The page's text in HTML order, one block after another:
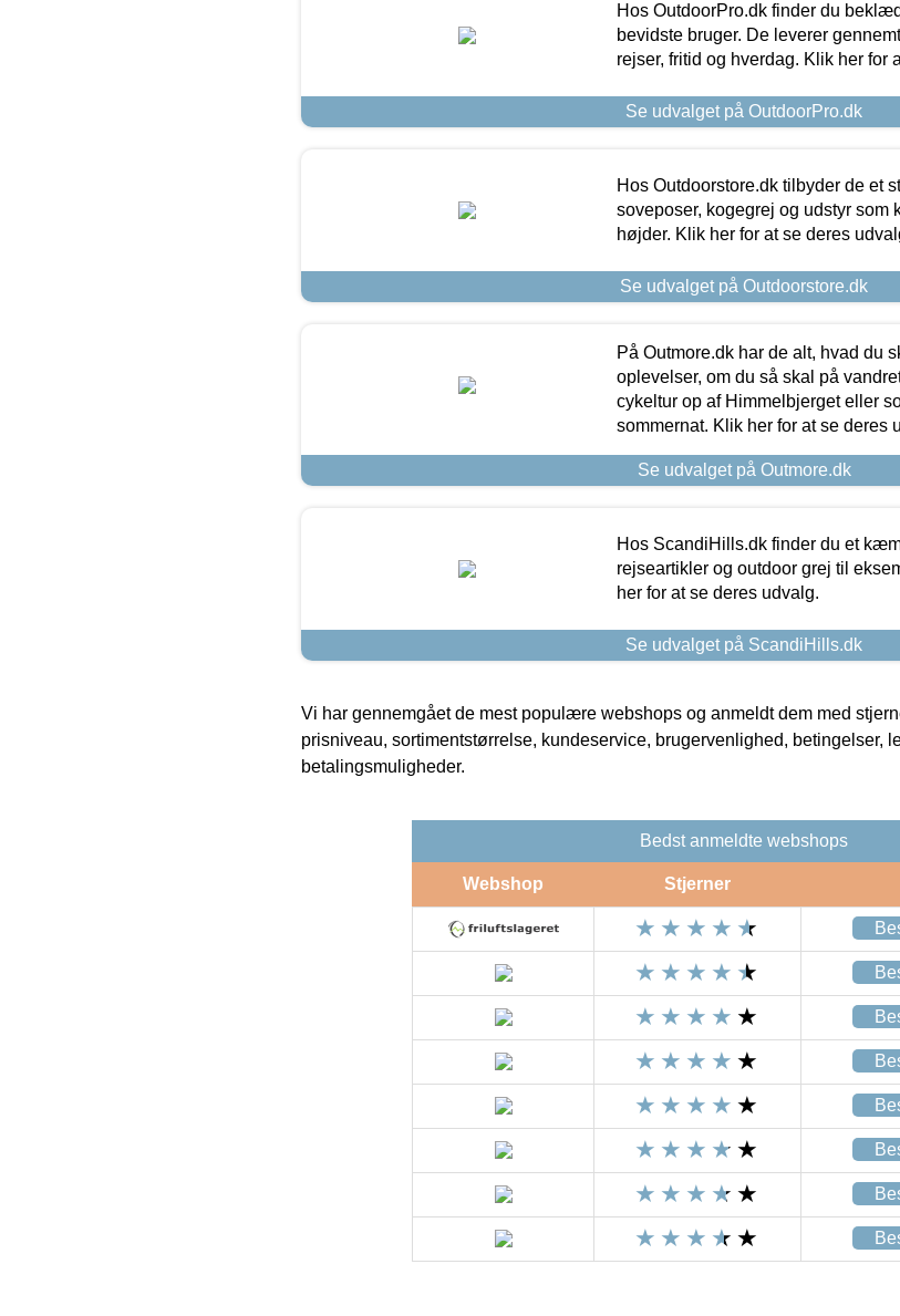
Hos OutdoorPro.dk finder du
bevidste bruger. De leverer
rejser, fritid og hverdag. Klik her for
Se udvalget på OutdoorPro.dk
Hos Outdoorstore.dk tilbyder de et
soveposer, kogegrej og udstyr
højder. Klik her for at se deres
Se udvalget på Outdoorstore.dk
På Outmore.dk har de alt, hvad du
oplevelser, om du så skal på
cykeltur op af Himmelbjerget eller
sommernat. Klik her for at se deres
Se udvalget på Outmore.dk
Hos ScandiHills.dk finder du et
rejseartikler og outdoor grej til
her for at se deres udvalg.
Se udvalget på ScandiHills.dk
Vi har gennemgået de mest populære webshops og anmeldt dem med
prisniveau, sortimentstørrelse, kundeservice, brugervenlighed, betingelser,
betalingsmuligheder.
Bedst anmeldte webshops
Webshop Stjerner